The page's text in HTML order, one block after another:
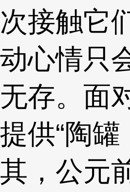
次接触它
动心情只
无存。面
提供“陶罐
其，公元